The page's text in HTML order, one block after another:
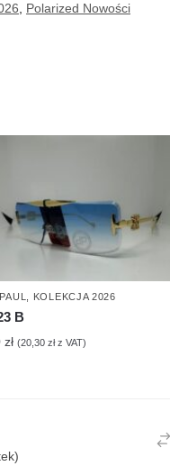
, Polarized Nowości
, KOLEKCJA 2026
B
zł (20,30 złz VAT)